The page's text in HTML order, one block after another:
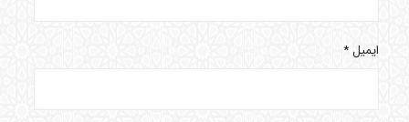
ایمیل*